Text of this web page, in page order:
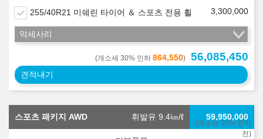
255/40R21 미쉐린 타이어 ＆ 스포츠 전용 휠 3,300,000
악세사리
(개소세 30% 인하 864,550) 56,085,450
견적내기
스포츠 패키지 AWD 휘발유 9.4㎞/ℓ
(개소세 30% 인하
전)
59,950,000